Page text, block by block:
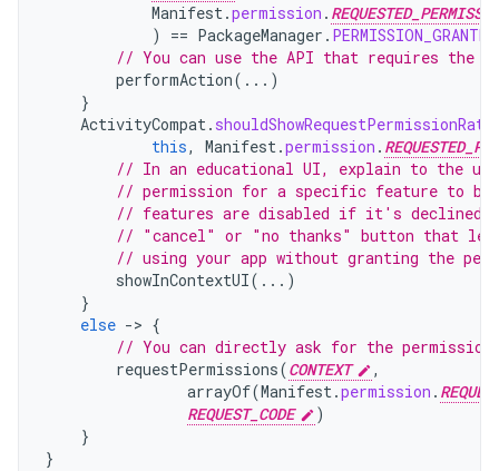
Manifest.permission .
)
== PackageManager . PERMISSION_GRANTED
// You can use the API that requires the
performAction(...)
}
ActivityCompat.
this, Manifest.permission .
// In an educational UI, explain to the
// permission for a specific feature to
// features are disabled if it's
// "cancel" or "no thanks" button that
// using your app without granting the
showInContextUI(...)
}
else -> {
// You can directly ask for the
requestPermissions(CONTEXT
,
arrayOf(Manifest.permission .
REQUEST_CODE
)
}
}